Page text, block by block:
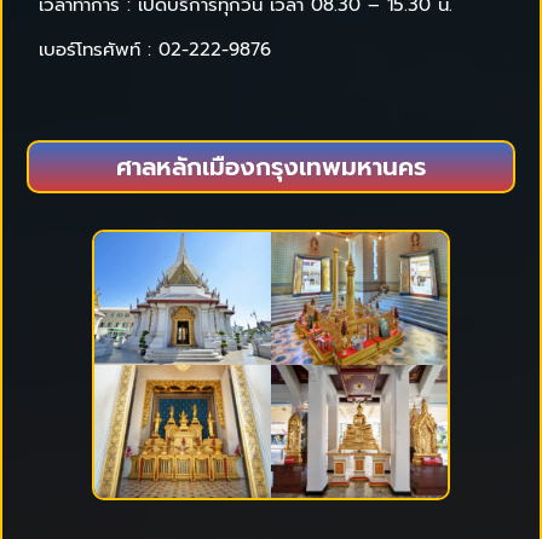
เบอร์โทรศัพท์ : 02-222-9876
ศาลหลักเมืองกรุงเทพมหานคร